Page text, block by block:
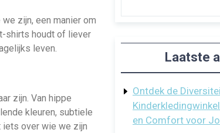
zijn, een manier om
shirts houdt of liever
leven.
zijn. Van hippe
kleuren, subtiele
over wie we zijn
Laatste
Ontdek de
en Comfort voor